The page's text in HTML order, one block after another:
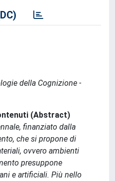
della Cognizione -
(Abstract)
finanziato dalla
che si propone di
ovvero ambienti
presuppone
e artificiali. Più nello